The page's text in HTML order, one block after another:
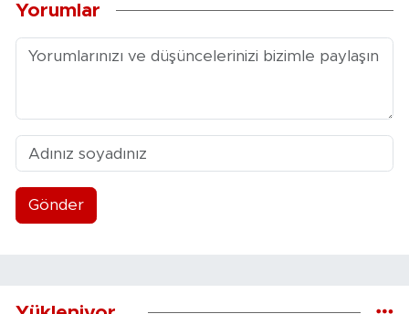
Yorumlar
Gönder